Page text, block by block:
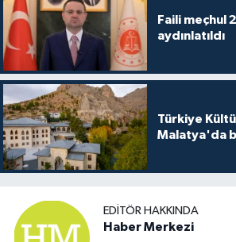
Faili meçhul
aydınlatıldı
Türkiye
Malatya'da
EDITÖR HAKKINDA
Haber Merkezi